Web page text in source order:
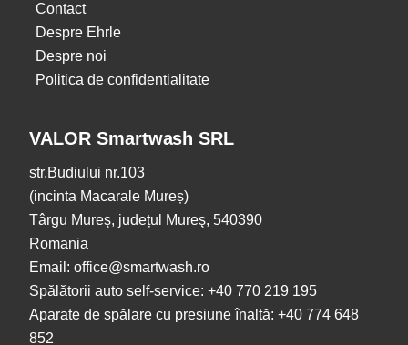
Contact
Despre Ehrle
Despre noi
Politica de confidentialitate
VALOR Smartwash SRL
str.Budiului nr.103
(incinta Macarale Mureș)
Târgu Mureş, județul Mureş, 540390
Romania
Email: office@smartwash.ro
Spălătorii auto self-service: +40 770 219 195
Aparate de spălare cu presiune înaltă: +40 774 648
852